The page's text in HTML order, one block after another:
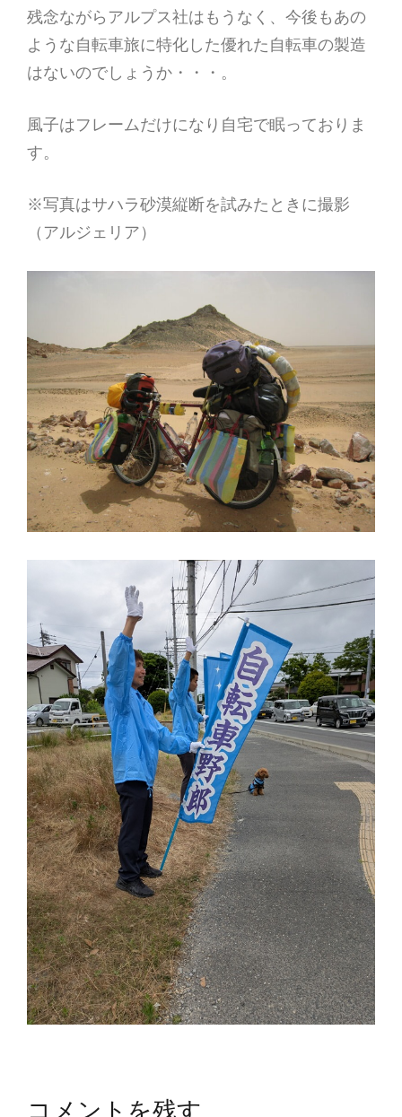
残念ながらアルプス社はもうなく、今後もあの
ような自転車旅に特化した優れた自転車の製造
はないのでしょうか・・・。
風子はフレームだけになり自宅で眠っておりま
す。
※写真はサハラ砂漠縦断を試みたときに撮影
（アルジェリア）
コメントを残す